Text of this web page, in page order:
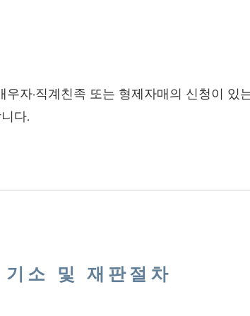
우자·직계친족 또는 형제자매의 신청이
다.
기소 및 재판절차